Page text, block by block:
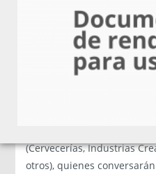
internacional”, agregó.
El encuentro contará
“Posicionamiento
(Cervecerías, Industrias
otros), quienes